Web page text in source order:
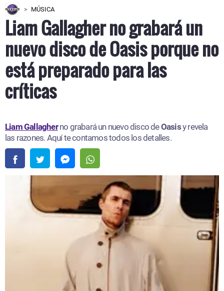
MÚSICA
Liam Gallagher no grabará un
nuevo disco de Oasis porque no
está preparado para las
críticas
Liam Gallagherno grabará un nuevo disco deOasisy revela
las razones. Aquí te contamos todos los detalles.